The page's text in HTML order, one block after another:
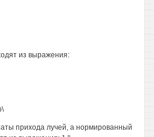
из выражения:
прихода лучей, а нормированный